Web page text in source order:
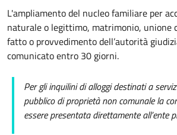
L'ampliamento del nucleo familiare per
naturale o legittimo, matrimonio, unione
fatto o provvedimento dell’autorità
comunicato entro 30 giorni.
Per gli inquilini di alloggi destinati a
pubblico di proprietà non comunale la
essere presentata direttamente all’ente